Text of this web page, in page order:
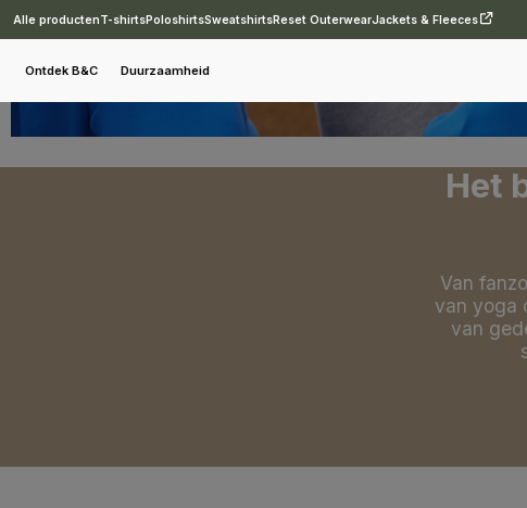
Alle productenT-shirtsPoloshirtsSweatshirtsReset OuterwearJackets & Fleeces
Ontdek B&C Duurzaamheid
Het
Van
van yoga
van